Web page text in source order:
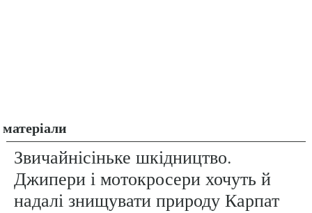
матеріали
Звичайнісіньке шкідництво.
Джипери і мотокросери хочуть й
надалі знищувати природу Карпат